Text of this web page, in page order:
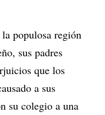
populosa región
sus padres
que los
a sus
su colegio a una